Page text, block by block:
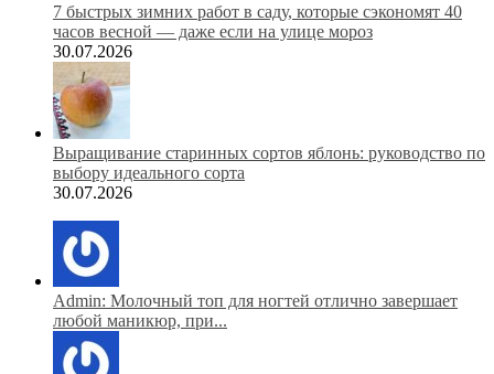
7 быстрых зимних работ в саду, которые сэкономят 40
часов весной — даже если на улице мороз
30.07.2026
Выращивание старинных сортов яблонь: руководство по
выбору идеального сорта
30.07.2026
Admin: Молочный топ для ногтей отлично завершает
любой маникюр, при...